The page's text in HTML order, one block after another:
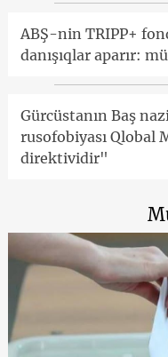
ABŞ-nin TRIPP+
danışıqlar aparır:
Gürcüstanın Baş
rusofobiyası Qlobal
direktividir"